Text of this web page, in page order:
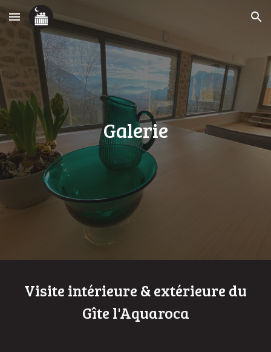
Skip to main content Skip to navigation
Galerie
Visite intérieure & extérieure du
Gîte l'Aquaroca